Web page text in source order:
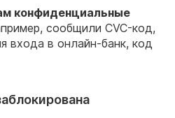
конфиденциальные
сообщили CVC-код,
входа в онлайн-банк, код